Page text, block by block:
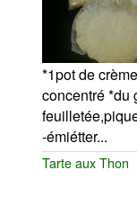
*1pot de
concentré *du
-émiétter...
Tarte aux Thon